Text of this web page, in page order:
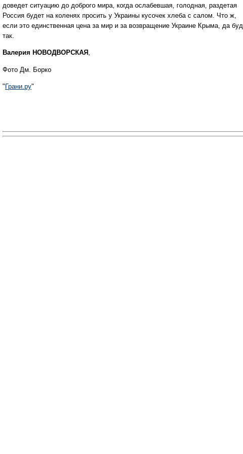
доведет ситуацию до доброго мира, когда ослабевшая, голодная, раздетая
Россия будет на коленях просить у Украины кусочек хлеба с салом. Что ж,
если это единственная цена за мир и за возвращение Украине Крыма, да
так.
Валерия НОВОДВОРСКАЯ ,
Фото Дм. Борко
" Грани.ру"